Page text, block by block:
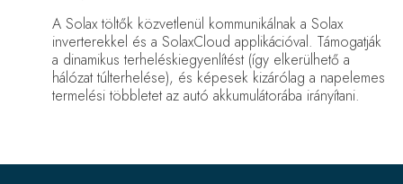
A Solax töltők közvetlenül kommunikálnak a Solax
inverterekkel és a SolaxCloud applikációval. Támogatják
a dinamikus terheléskiegyenlítést (így elkerülhető a
hálózat túlterhelése), és képesek kizárólag a napelemes
termelési többletet az autó akkumulátorába irányítani.